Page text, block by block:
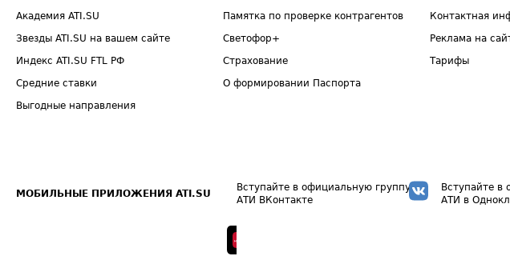
Академия ATI.SU
Звезды ATI.SU на вашем сайте
Индекс ATI.SU FTL РФ
Средние ставки
Выгодные направления
Памятка по проверке контрагентов
Светофор+
Страхование
О формировании Паспорта
Контактная
Реклама на
Тарифы
МОБИЛЬНЫЕ ПРИЛОЖЕНИЯ ATI.SU
Вступайте в официальную группу
АТИ ВКонтакте
Вступайте в
АТИ в